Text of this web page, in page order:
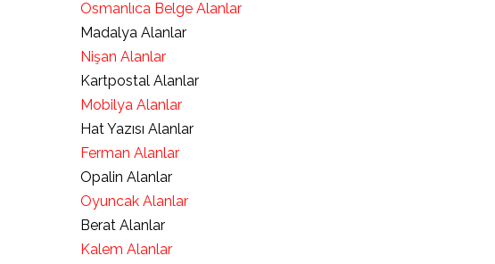
Osmanlıca Belge Alanlar
Madalya Alanlar
Nişan Alanlar
Kartpostal Alanlar
Mobilya Alanlar
Hat Yazısı Alanlar
Ferman Alanlar
Opalin Alanlar
Oyuncak Alanlar
Berat Alanlar
Kalem Alanlar